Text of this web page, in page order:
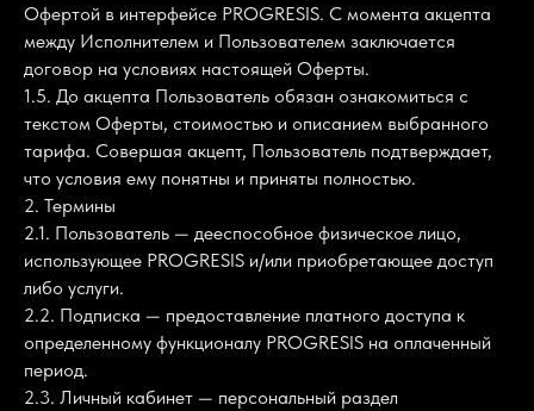
Офертой в интерфейсе PROGRESIS. С момента акцепта
между Исполнителем и Пользователем заключается
договор на условиях настоящей Оферты.
1.5. До акцепта Пользователь обязан ознакомиться с
текстом Оферты, стоимостью и описанием выбранного
тарифа. Совершая акцепт, Пользователь подтверждает,
что условия ему понятны и приняты полностью.
2. Термины
2.1. Пользователь — дееспособное физическое лицо,
использующее PROGRESIS и/или приобретающее доступ
либо услуги.
2.2. Подписка — предоставление платного доступа к
определенному функционалу PROGRESIS на оплаченный
период.
2.3. Личный кабинет — персональный раздел